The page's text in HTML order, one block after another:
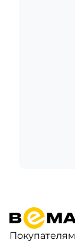
Покупателям